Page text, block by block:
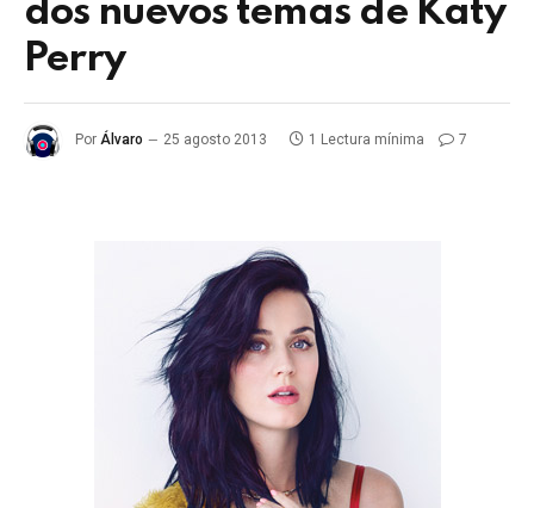
dos nuevos temas de Katy
Perry
Por Álvaro 25 agosto 2013 1 Lectura mínima 7